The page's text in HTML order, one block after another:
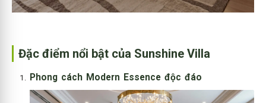
Đặc điểm nổi bật của Sunshine Villa
Phong cách Modern Essence độc đáo